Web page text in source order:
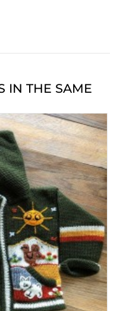
IN THE SAME